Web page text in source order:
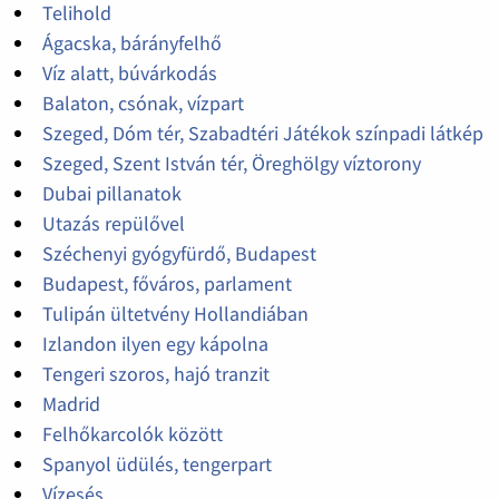
Telihold
Ágacska, bárányfelhő
Víz alatt, búvárkodás
Balaton, csónak, vízpart
Szeged, Dóm tér, Szabadtéri Játékok színpadi látkép
Szeged, Szent István tér, Öreghölgy víztorony
Dubai pillanatok
Utazás repülővel
Széchenyi gyógyfürdő, Budapest
Budapest, főváros, parlament
Tulipán ültetvény Hollandiában
Izlandon ilyen egy kápolna
Tengeri szoros, hajó tranzit
Madrid
Felhőkarcolók között
Spanyol üdülés, tengerpart